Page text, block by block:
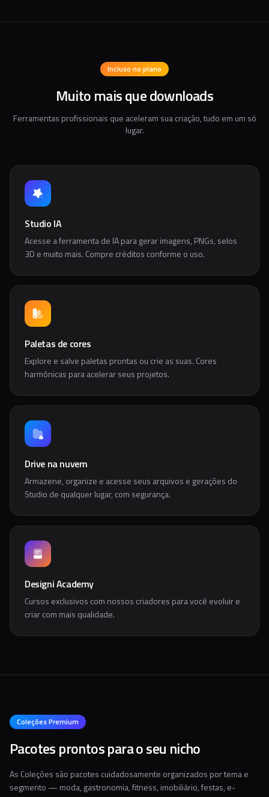
Incluso no plano
Muito mais que downloads
Ferramentas profissionais que aceleram sua criação, tudo em um só
lugar.
Studio IA
Acesse a ferramenta de IA para gerar imagens, PNGs, selos
3D e muito mais. Compre créditos conforme o uso.
Paletas de cores
Explore e salve paletas prontas ou crie as suas. Cores
harmônicas para acelerar seus projetos.
Drive na nuvem
Armazene, organize e acesse seus arquivos e gerações do
Studio de qualquer lugar, com segurança.
Designi Academy
Cursos exclusivos com nossos criadores para você evoluir e
criar com mais qualidade.
Coleções Premium
Pacotes prontos para o seu nicho
As Coleções são pacotes cuidadosamente organizados por tema e
segmento — moda, gastronomia, fitness, imobiliário, festas, e-